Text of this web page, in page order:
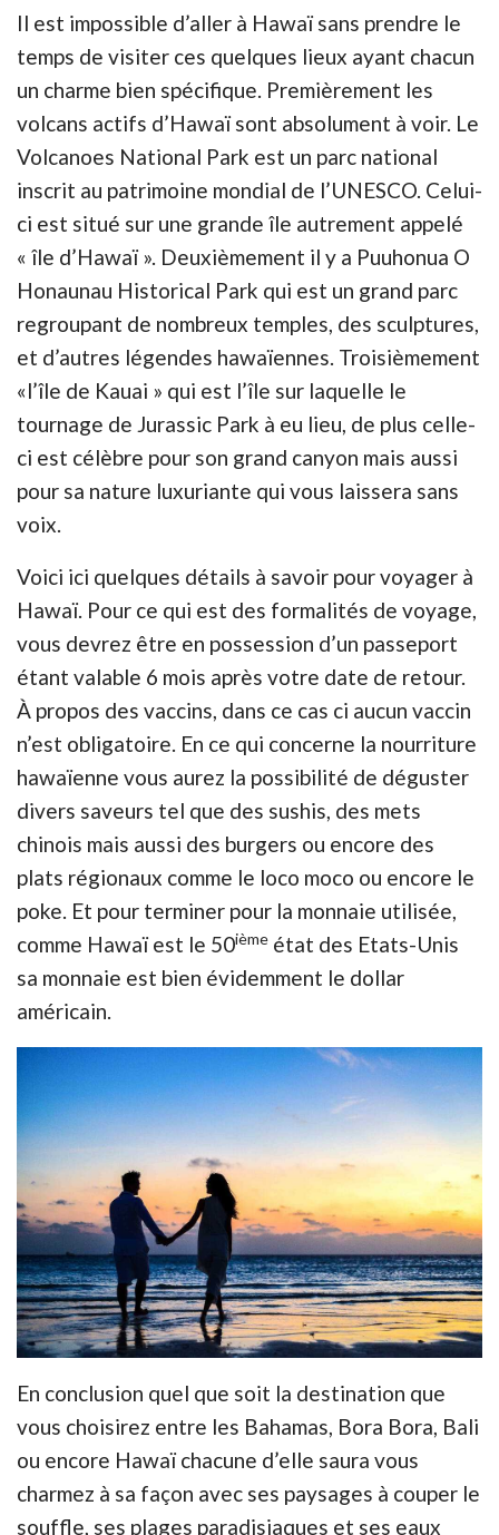
Il est impossible d’aller à Hawaï sans prendre le
temps de visiter ces quelques lieux ayant chacun
un charme bien spécifique. Premièrement les
volcans actifs d’Hawaï sont absolument à voir. Le
Volcanoes National Park est un parc national
inscrit au patrimoine mondial de l’UNESCO. Celui-
ci est situé sur une grande île autrement appelé
« île d’Hawaï ». Deuxièmement il y a Puuhonua O
Honaunau Historical Park qui est un grand parc
regroupant de nombreux temples, des sculptures,
et d’autres légendes hawaïennes. Troisièmement
«l’île de Kauai » qui est l’île sur laquelle le
tournage de Jurassic Park à eu lieu, de plus celle-
ci est célèbre pour son grand canyon mais aussi
pour sa nature luxuriante qui vous laissera sans
voix.
Voici ici quelques détails à savoir pour voyager à
Hawaï. Pour ce qui est des formalités de voyage,
vous devrez être en possession d’un passeport
étant valable 6 mois après votre date de retour.
À propos des vaccins, dans ce cas ci aucun vaccin
n’est obligatoire. En ce qui concerne la nourriture
hawaïenne vous aurez la possibilité de déguster
divers saveurs tel que des sushis, des mets
chinois mais aussi des burgers ou encore des
plats régionaux comme le loco moco ou encore le
poke. Et pour terminer pour la monnaie utilisée,
comme Hawaï est le 50ième état des Etats-Unis
sa monnaie est bien évidemment le dollar
américain.
En conclusion quel que soit la destination que
vous choisirez entre les Bahamas, Bora Bora, Bali
ou encore Hawaï chacune d’elle saura vous
charmez à sa façon avec ses paysages à couper le
souffle, ses plages paradisiaques et ses eaux